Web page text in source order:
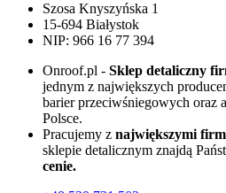
Szosa Knyszyńska 1
15-694 Białystok
NIP: 966 16 77 394
Onroof.pl - Sklep detaliczny
jednym z największych
barier przeciwśniegowych oraz
Polsce.
Pracujemy z największymi
sklepie detalicznym znajdą
cenie.